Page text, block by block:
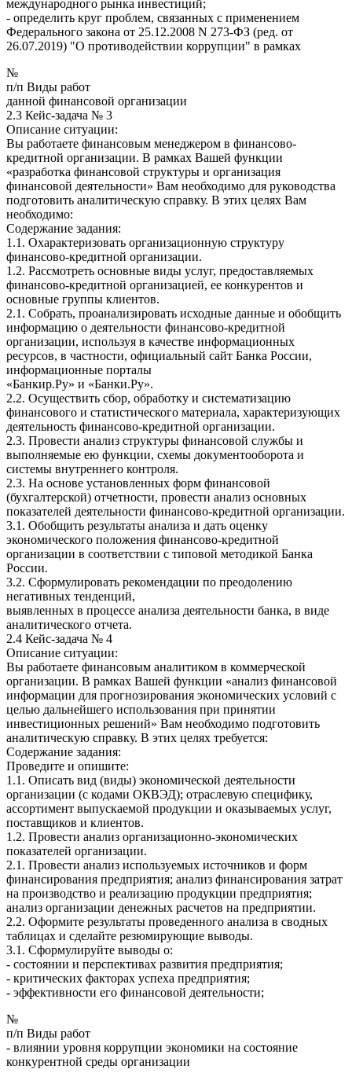
международного рынка инвестиций;
- определить круг проблем, связанных с применением
Федерального закона от 25.12.2008 N 273-ФЗ (ред. от
26.07.2019) "О противодействии коррупции" в рамках
№
п/п Виды работ
данной финансовой организации
2.3 Кейс-задача № 3
Описание ситуации:
Вы работаете финансовым менеджером в финансово-
кредитной организации. В рамках Вашей функции
«разработка финансовой структуры и организация
финансовой деятельности» Вам необходимо для руководства
подготовить аналитическую справку. В этих целях Вам
необходимо:
Содержание задания:
1.1. Охарактеризовать организационную структуру
финансово-кредитной организации.
1.2. Рассмотреть основные виды услуг, предоставляемых
финансово-кредитной организацией, ее конкурентов и
основные группы клиентов.
2.1. Собрать, проанализировать исходные данные и обобщить
информацию о деятельности финансово-кредитной
организации, используя в качестве информационных
ресурсов, в частности, официальный сайт Банка России,
информационные порталы
«Банкир.Ру» и «Банки.Ру».
2.2. Осуществить сбор, обработку и систематизацию
финансового и статистического материала, характеризующих
деятельность финансово-кредитной организации.
2.3. Провести анализ структуры финансовой службы и
выполняемые ею функции, схемы документооборота и
системы внутреннего контроля.
2.3. На основе установленных форм финансовой
(бухгалтерской) отчетности, провести анализ основных
показателей деятельности финансово-кредитной организации.
3.1. Обобщить результаты анализа и дать оценку
экономического положения финансово-кредитной
организации в соответствии с типовой методикой Банка
России.
3.2. Сформулировать рекомендации по преодолению
негативных тенденций,
выявленных в процессе анализа деятельности банка, в виде
аналитического отчета.
2.4 Кейс-задача № 4
Описание ситуации:
Вы работаете финансовым аналитиком в коммерческой
организации. В рамках Вашей функции «анализ финансовой
информации для прогнозирования экономических условий с
целью дальнейшего использования при принятии
инвестиционных решений» Вам необходимо подготовить
аналитическую справку. В этих целях требуется:
Содержание задания:
Проведите и опишите:
1.1. Описать вид (виды) экономической деятельности
организации (с кодами ОКВЭД); отраслевую специфику,
ассортимент выпускаемой продукции и оказываемых услуг,
поставщиков и клиентов.
1.2. Провести анализ организационно-экономических
показателей организации.
2.1. Провести анализ используемых источников и форм
финансирования предприятия; анализ финансирования затрат
на производство и реализацию продукции предприятия;
анализ организации денежных расчетов на предприятии.
2.2. Оформите результаты проведенного анализа в сводных
таблицах и сделайте резюмирующие выводы.
3.1. Сформулируйте выводы о:
- состоянии и перспективах развития предприятия;
- критических факторах успеха предприятия;
- эффективности его финансовой деятельности;
№
п/п Виды работ
- влиянии уровня коррупции экономики на состояние
конкурентной среды организации